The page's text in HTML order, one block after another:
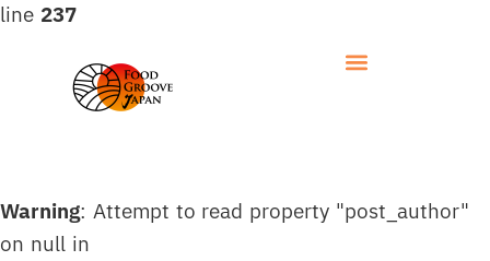
line 237
Warning: Attempt to read property "post_author"
on null in